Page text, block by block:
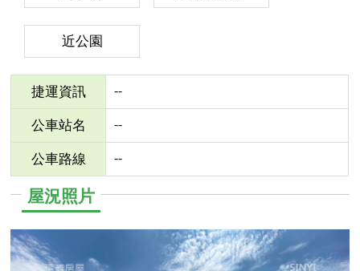
近公園
捷運資訊 --
公車站名 --
公車路線 --
屋況照片